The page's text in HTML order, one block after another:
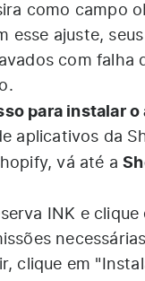
como campo
esse ajuste,
com falha
para instalar
aplicativos da
vá até a
INK e
necessárias
clique em